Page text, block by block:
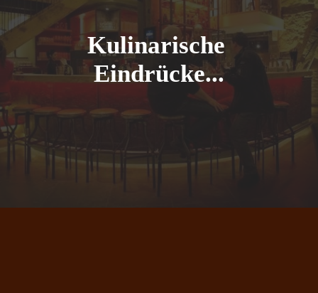
Kulinarische
Eindrücke...